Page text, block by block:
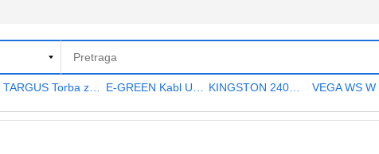
TARGUS Torba za notebook 15.6" TAR300